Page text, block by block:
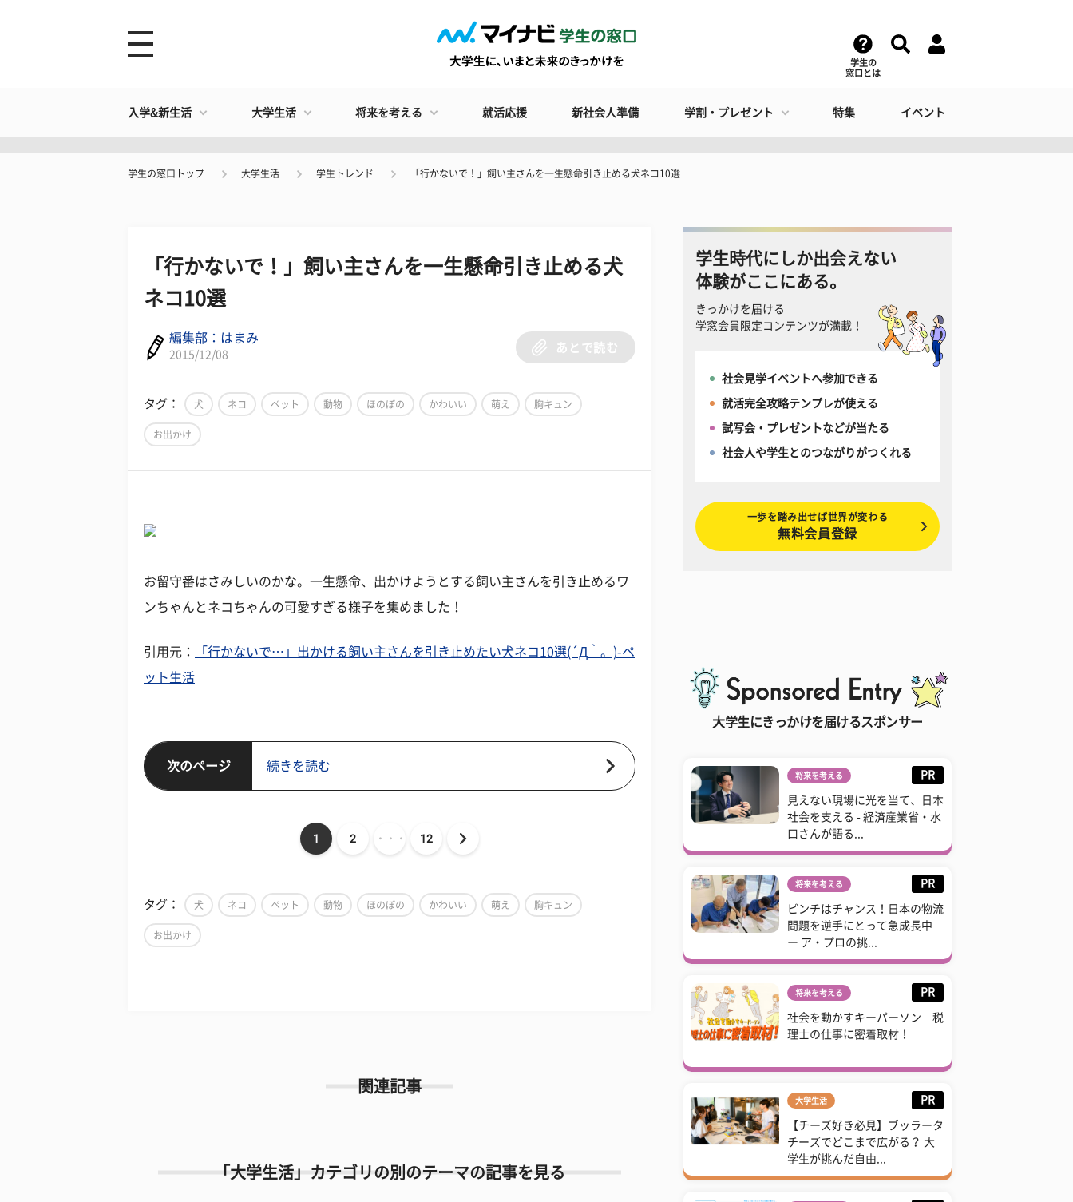
学生の
窓口とは
入学&新生活 大学生活 将来を考える 就活応援 新社会人準備 学割・プレゼント 特集 イベント
学生の窓口トップ 大学生活 学生トレンド 「行かないで！」飼い主さんを一生懸命引き止める犬ネコ10選
「行かないで！」飼い主さんを一生懸命引き止める犬
ネコ10選
編集部：はまみ
2015/12/08
あとで読む
タグ： 犬 ネコ ペット 動物 ほのぼの かわいい 萌え 胸キュン
お出かけ
お留守番はさみしいのかな。一生懸命、出かけようとする飼い主さんを引き止めるワ
ンちゃんとネコちゃんの可愛すぎる様子を集めました！
引用元：
「行かないで…」出かける飼い主さんを引き止めたい犬ネコ10選(´Д｀。)-ペ
ット生活
次のページ 続きを読む
1 2 ・・・ 12
タグ： 犬 ネコ ペット 動物 ほのぼの かわいい 萌え 胸キュン
お出かけ
関連記事
「大学生活」カテゴリの別のテーマの記事を見る
学生時代にしか出会えない
体験がここにある。
きっかけを届ける
学窓会員限定コンテンツが満載！
社会見学イベントへ参加できる
就活完全攻略テンプレが使える
試写会・プレゼントなどが当たる
社会人や学生とのつながりがつくれる
一歩を踏み出せば世界が変わる
無料会員登録
大学生にきっかけを届けるスポンサー
将来を考える PR
見えない現場に光を当て、日本
社会を支える - 経済産業省・水
口さんが語る...
将来を考える PR
ピンチはチャンス！日本の物流
問題を逆手にとって急成長中
ー ア・プロの挑...
将来を考える PR
社会を動かすキーパーソン 税
理士の仕事に密着取材！
大学生活 PR
【チーズ好き必見】ブッラータ
チーズでどこまで広がる？ 大
学生が挑んだ自由...